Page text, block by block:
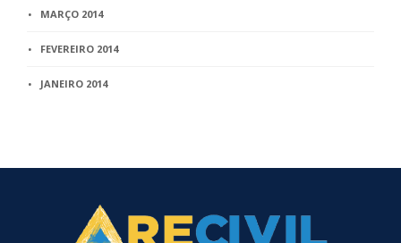
MARÇO 2014
FEVEREIRO 2014
JANEIRO 2014